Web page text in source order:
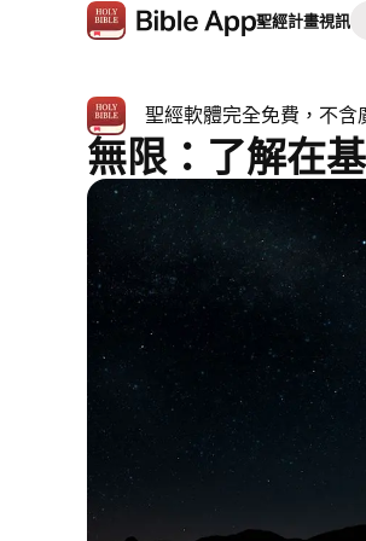
聖經計畫視訊
聖經軟體完全免費，不含
無限：了解在